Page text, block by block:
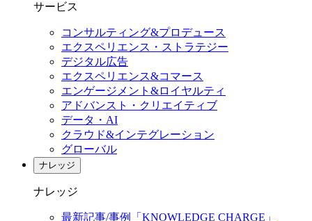
サービス
コンサルティング&プロデュース
エクスペリエンス・ストラテジー
デジタル広告
エクスペリエンス&コマース
エンゲージメント&ロイヤルティ
アドバンスト・クリエイティブ
データ・AI
クラウド&インテグレーション
グローバル
ナレッジ
ナレッジ
最新記事/事例「KNOWLEDGE CHARGE」